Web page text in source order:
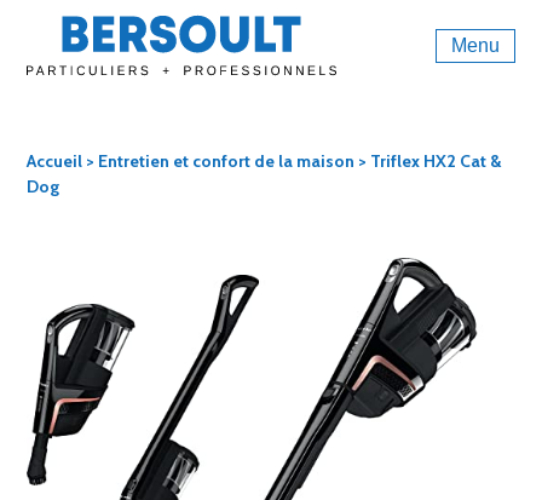
Menu
Accueil > Entretien et confort de la maison > Triflex HX2 Cat &
Dog